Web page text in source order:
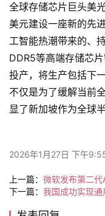
新
能
源
评
旅
全球存储芯片巨头美
美元建设一座新的先
工智能热潮带来的、
DDR5等高端存储芯
投产，将生产包括下
不仅是为了缓解当前
显了新加坡作为全球
2026年1月27日 下午
上一篇： 微软发布第二
下一篇： 我国成功实现